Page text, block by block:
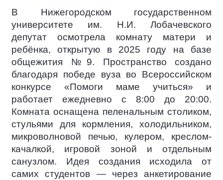
В Нижегородском государственном
университете им. Н.И. Лобачевского
депутат осмотрела комнату матери и
ребёнка, открытую в 2025 году на базе
общежития №9. Пространство создано
благодаря победе вуза во Всероссийском
конкурсе «Помоги маме учиться» и
работает ежедневно с 8:00 до 20:00.
Комната оснащена пеленальным столиком,
стульями для кормления, холодильником,
микроволновой печью, кулером, креслом-
качалкой, игровой зоной и отдельным
санузлом. Идея создания исходила от
самих студентов — через анкетирование